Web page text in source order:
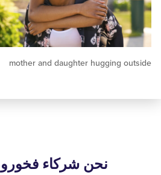
mother and daughter
نحن شركاء فخورون بما